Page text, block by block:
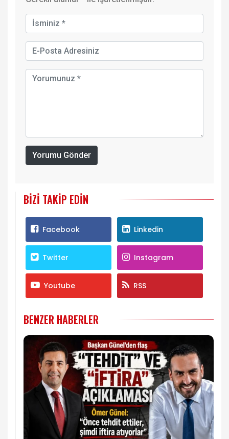
Yorumu Gönder
BIZI TAKIP EDIN
Facebook Linkedin
Twitter Instagram
Youtube RSS
BENZER HABERLER